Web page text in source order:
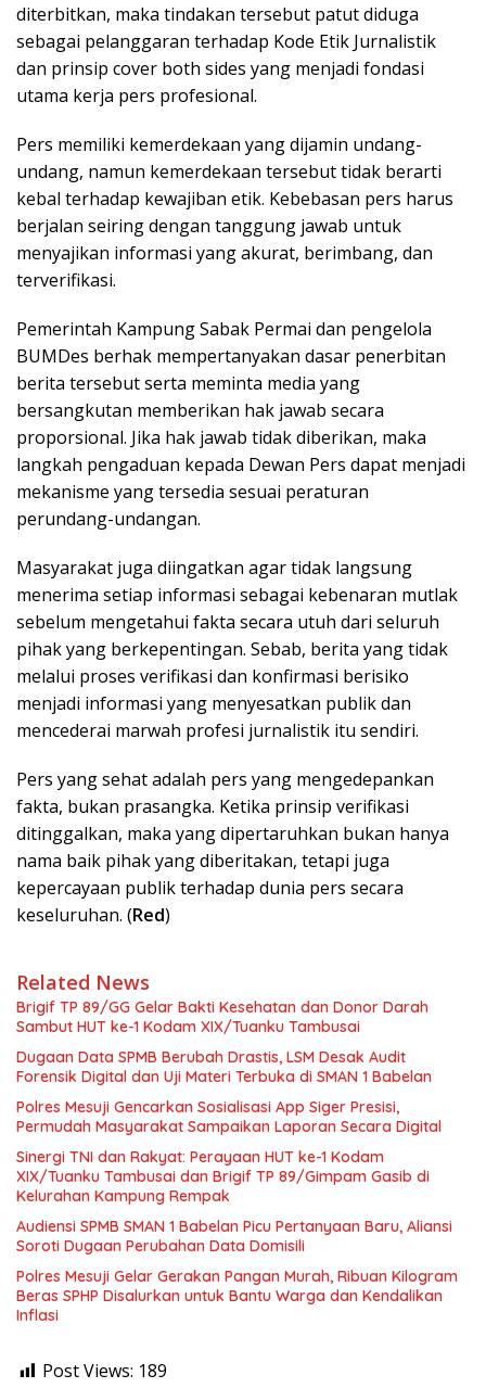
diterbitkan, maka tindakan tersebut patut diduga
sebagai pelanggaran terhadap Kode Etik Jurnalistik
dan prinsip cover both sides yang menjadi fondasi
utama kerja pers profesional.
Pers memiliki kemerdekaan yang dijamin undang-
undang, namun kemerdekaan tersebut tidak berarti
kebal terhadap kewajiban etik. Kebebasan pers harus
berjalan seiring dengan tanggung jawab untuk
menyajikan informasi yang akurat, berimbang, dan
terverifikasi.
Pemerintah Kampung Sabak Permai dan pengelola
BUMDes berhak mempertanyakan dasar penerbitan
berita tersebut serta meminta media yang
bersangkutan memberikan hak jawab secara
proporsional. Jika hak jawab tidak diberikan, maka
langkah pengaduan kepada Dewan Pers dapat menjadi
mekanisme yang tersedia sesuai peraturan
perundang-undangan.
Masyarakat juga diingatkan agar tidak langsung
menerima setiap informasi sebagai kebenaran mutlak
sebelum mengetahui fakta secara utuh dari seluruh
pihak yang berkepentingan. Sebab, berita yang tidak
melalui proses verifikasi dan konfirmasi berisiko
menjadi informasi yang menyesatkan publik dan
mencederai marwah profesi jurnalistik itu sendiri.
Pers yang sehat adalah pers yang mengedepankan
fakta, bukan prasangka. Ketika prinsip verifikasi
ditinggalkan, maka yang dipertaruhkan bukan hanya
nama baik pihak yang diberitakan, tetapi juga
kepercayaan publik terhadap dunia pers secara
keseluruhan. (Red)
Related News
Brigif TP 89/GG Gelar Bakti Kesehatan dan Donor Darah
Sambut HUT ke-1 Kodam XIX/Tuanku Tambusai
Dugaan Data SPMB Berubah Drastis, LSM Desak Audit
Forensik Digital dan Uji Materi Terbuka di SMAN 1 Babelan
Polres Mesuji Gencarkan Sosialisasi App Siger Presisi,
Permudah Masyarakat Sampaikan Laporan Secara Digital
Sinergi TNI dan Rakyat: Perayaan HUT ke-1 Kodam
XIX/Tuanku Tambusai dan Brigif TP 89/Gimpam Gasib di
Kelurahan Kampung Rempak
Audiensi SPMB SMAN 1 Babelan Picu Pertanyaan Baru, Aliansi
Soroti Dugaan Perubahan Data Domisili
Polres Mesuji Gelar Gerakan Pangan Murah, Ribuan Kilogram
Beras SPHP Disalurkan untuk Bantu Warga dan Kendalikan
Inflasi
Post Views: 189